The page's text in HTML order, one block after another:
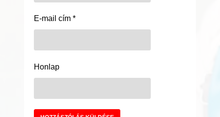
E-mail cím *
Honlap